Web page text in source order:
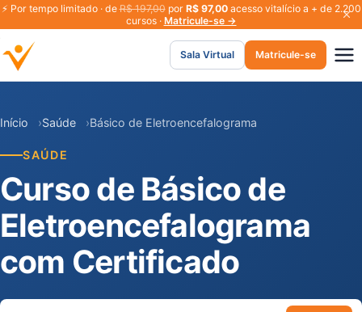
⚡ Por tempo limitado · deR$ 197,00por R$ 97,00acesso vitalício a + de 2.200
cursos · Matricule-se →
Sala Virtual Matricule-se
Início Saúde Básico de Eletroencefalograma
SAÚDE
Curso de Básico de
Eletroencefalograma
com Certificado